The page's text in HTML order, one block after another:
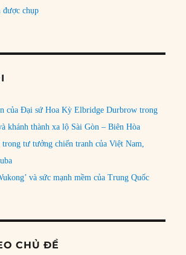
được chụp
của Đại sứ Hoa Kỳ Elbridge Durbrow trong
khánh thành xa lộ Sài Gòn – Biên Hòa
tư tưởng chiến tranh của Việt Nam,
và sức mạnh mềm của Trung Quốc
CHỦ ĐỀ